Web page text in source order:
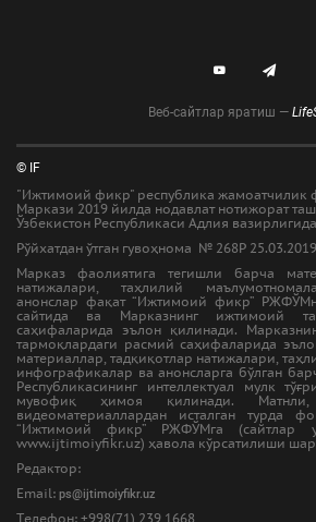
Веб-сайтлар яратиш —
© IF
"Ижтимоий фикр" республика жамоатчилик
Маркази 2019 йилда нодавлат нотижорат
Ўзбекистон Республикаси Адлия вазирлигида
Рўйхатдан ўтган гувоҳнома № 268Р 25.03.2019
Марказ фаолиятига тегишли барча
натижалари, таҳлилий
анонслар фақат “Ижтимоий фикр”
сайтида ва Марказнинг ижтимоий
саҳифаларида эълон қилинади.
тармоқлардаги расмий саҳифаларида
материаллар, тадқиқотлар натижалари,
инфографикалар ва анонсларга бўлган
Республикасининг интеллектуал мулк
мувофиқ ҳимоя қилинади.
видеоматериаллардан исталган турда
“Ижтимоий фикр” РЖФЎМга (сайтлар
www.ijtimoiyfikr.uz) ҳавола кўрсатилиши
Редактор:
Email: ps@ijtimoiyfikr.uz
Tелефон: +998(71) 239 1668